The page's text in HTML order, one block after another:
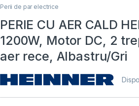
Perii de par electrice
PERIE CU AER CALD
1200W, Motor DC, 2
aer rece, Albastru/Gri